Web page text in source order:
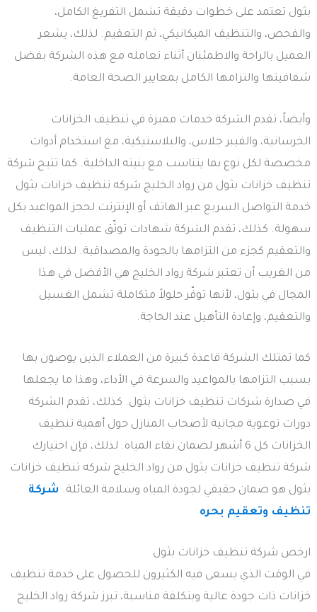
بثول تعتمد على خطوات دقيقة تشمل التفريغ الكامل،
والفحص، والتنظيف الميكانيكي، ثم التعقيم. لذلك، يشعر
العميل بالراحة والاطمئنان أثناء تعامله مع هذه الشركة بفضل
شفافيتها والتزامها الكامل بمعايير الصحة العامة.
وأيضاً، تقدم الشركة خدمات مميزة في تنظيف الخزانات
الخرسانية، والفيبر جلاس، والبلاستيكية، مع استخدام أدوات
مخصصة لكل نوع بما يتناسب مع بنيته الداخلية. كما تتيح شركة
تنظيف خزانات بثول من رواد الخليج شركه تنظيف خزانات بثول
خدمة التواصل السريع عبر الهاتف أو الإنترنت لحجز المواعيد بكل
سهولة. كذلك، تقدم الشركة شهادات توثّق عمليات التنظيف
والتعقيم كجزء من التزامها بالجودة والمصداقية. لذلك، ليس
من الغريب أن تعتبر شركة رواد الخليج هي الأفضل في هذا
المجال في بثول، لأنها توفّر حلولاً متكاملة تشمل الغسيل
والتعقيم، وإعادة التأهيل عند الحاجة.
كما تمتلك الشركة قاعدة كبيرة من العملاء الذين يوصون بها
بسبب التزامها بالمواعيد والسرعة في الأداء، وهذا ما يجعلها
في صدارة شركات تنظيف خزانات بثول. كذلك، تقدم الشركة
دورات توعوية مجانية لأصحاب المنازل حول أهمية تنظيف
الخزانات كل 6 أشهر لضمان نقاء المياه. لذلك، فإن اختيارك
شركة تنظيف خزانات بثول من رواد الخليج شركه تنظيف خزانات
بثول هو ضمان حقيقي لجودة المياه وسلامة العائلة. شركة
تنظيف وتعقيم بحره
ارخص شركة تنظيف خزانات بثول
في الوقت الذي يسعى فيه الكثيرون للحصول على خدمة تنظيف
خزانات ذات جودة عالية وبتكلفة مناسبة، تبرز شركة رواد الخليج